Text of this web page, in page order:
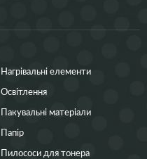
Нагрівальні елементи
Освітлення
Пакувальні матеріали
Папір
Пилососи для тонера